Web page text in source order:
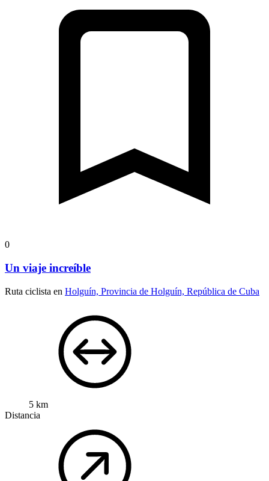
0
Un viaje increíble
Ruta ciclista en Holguín, Provincia de Holguín, República de Cuba
5 km
Distancia